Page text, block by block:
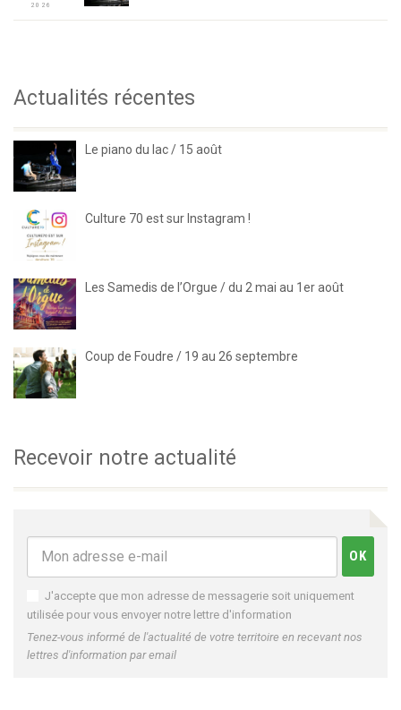
2026
Actualités récentes
Le piano du lac / 15 août
Culture 70 est sur Instagram !
Les Samedis de l’Orgue / du 2 mai au 1er août
Coup de Foudre / 19 au 26 septembre
Recevoir notre actualité
J'accepte que mon adresse de messagerie soit uniquement
utilisée pour vous envoyer notre lettre d'information
Tenez-vous informé de l'actualité de votre territoire en recevant nos
lettres d'information par email